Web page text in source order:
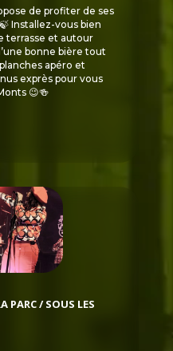
de profiter de ses
Installez-vous bien
terrasse et autour
bonne bière tout
apéro et
exprès pour vous
😉🍻
PARC / SOUS LES